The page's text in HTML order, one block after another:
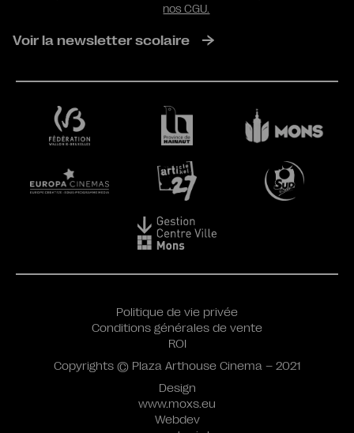
nos CGU.
Voir la newsletter scolaire
Design
www.moxs.eu
Webdev
Politique de vie privée
Conditions générales de vente
ROI
Copyrights © Plaza Arthouse Cinema – 2021